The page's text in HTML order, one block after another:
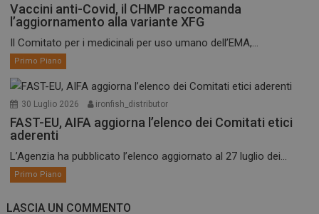
Vaccini anti-Covid, il CHMP raccomanda
l’aggiornamento alla variante XFG
Il Comitato per i medicinali per uso umano dell’EMA,...
Primo Piano
30 Luglio 2026 ironfish_distributor
FAST-EU, AIFA aggiorna l’elenco dei Comitati etici
aderenti
L’Agenzia ha pubblicato l’elenco aggiornato al 27 luglio dei...
Primo Piano
LASCIA UN COMMENTO